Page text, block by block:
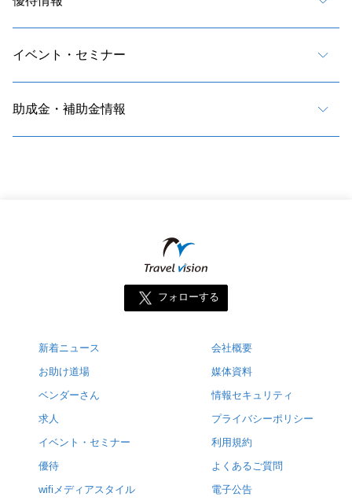
イベント・セミナー
助成金・補助金情報
フォローする
新着ニュース
お助け道場
ベンダーさん
求人
イベント・セミナー
優待
wifiメディアスタイル
会社概要
媒体資料
情報セキュリティ
プライバシーポリシー
利用規約
よくあるご質問
電子公告